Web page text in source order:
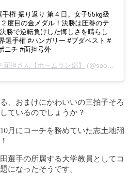
手権 振り返り‬ ‪第４日。女子55kg級
度目の金メダル！決勝は圧巻のテ
勝で逆転負けした悔しさを晴らし
選手権 #ハンガリー #ブダペスト‬ ‪#
ニチ #面担号外‬
面担さん【ホームラン部】 (@sponichi_editor) on
、おまけにかわいいの三拍子そろ
ているのでしょうか？
月にコーチを務めていた志土地翔
選手の所属する大学教員としてコ
になったそうです。